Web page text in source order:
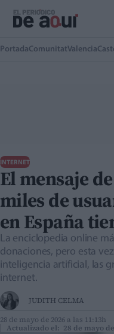
PortadaComunitatValencia
INTERNET
El mensaje
miles de
en España
La enciclopedia online
donaciones, pero esta
inteligencia artificial, las
internet.
JUDITH CELMA
28 de mayo de 2026 a las 11:13h
Actualizado el: 28 de mayo